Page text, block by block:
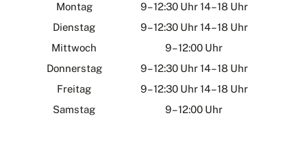
Montag
9 – 12:30 Uhr 14 – 18 Uhr
Dienstag
9 – 12:30 Uhr 14 – 18 Uhr
Mittwoch
9 – 12:00 Uhr
Donnerstag
9 – 12:30 Uhr 14 – 18 Uhr
Freitag
9 – 12:30 Uhr 14 – 18 Uhr
Samstag
9 – 12:00 Uhr